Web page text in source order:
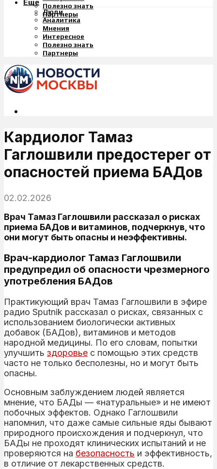
Полезно знать
Партнеры
Еще
Люди
Аналитика
Мнения
Интересное
Полезно знать
Партнеры
Кардиолог Тамаз
Гаглошвили предостерег от
опасностей приема БАДов
02.02.2026
Врач Тамаз Гаглошвили рассказал о рисках
приема БАДов и витаминов, подчеркнув, что
они могут быть опасны и неэффективны.
Врач-кардиолог Тамаз Гаглошвили
предупредил об опасности чрезмерного
употребления БАДов
Практикующий врач Тамаз Гаглошвили в эфире
радио Sputnik рассказал о рисках, связанных с
использованием биологически активных
добавок (БАДов), витаминов и методов
народной медицины. По его словам, попытки
улучшить здоровье с помощью этих средств
часто не только бесполезны, но и могут быть
опасны.
Основным заблуждением людей является
мнение, что БАДы — «натуральные» и не имеют
побочных эффектов. Однако Гаглошвили
напомнил, что даже самые сильные яды бывают
природного происхождения и подчеркнул, что
БАДы не проходят клинических испытаний и не
проверяются на безопасность и эффективность,
в отличие от лекарственных средств.